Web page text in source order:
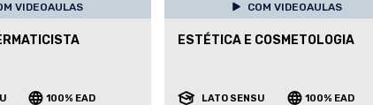
VIDEOAULAS
100% EAD
COM VIDEOAULAS
ESTÉTICA E COSMETOLOGIA
LATO SENSU 100% EAD